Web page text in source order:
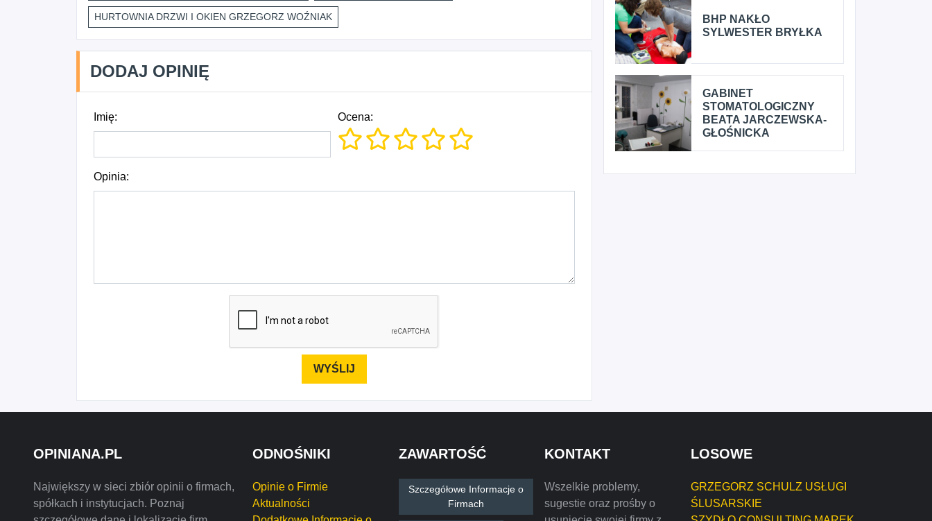
HURTOWNIA DRZWI I OKIEN GRZEGORZ WOŹNIAK
DODAJ OPINIĘ
Imię: Ocena:
Opinia:
BHP NAKŁO
SYLWESTER BRYŁKA
GABINET
STOMATOLOGICZNY
BEATA JARCZEWSKA-
GŁOŚNICKA
OPINIANA.PL
Największy w sieci zbiór opinii o firmach,
spółkach i instytucjach. Poznaj
ODNOŚNIKI
Opinie o Firmie
Aktualności
ZAWARTOŚĆ
Szczegółowe Informacje o
Firmach
KONTAKT
Wszelkie problemy,
sugestie oraz prośby o
LOSOWE
GRZEGORZ SCHULZ USŁUGI
ŚLUSARSKIE